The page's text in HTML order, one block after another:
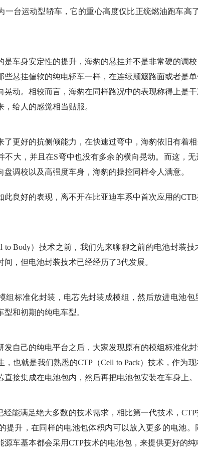
一台运动型轿车，它的重心高度仅比正统燃油跑车高
是车身安定性的提升，海豹的悬挂并不是非常硬的调校
些悬挂偏软的纯电轿车一样，在连续颠簸路面或者是
晃动。相较而言，海豹在同样路况中的表现称得上是
给人的感觉相当贴服。
了更好的抗侧倾能力，在快速过弯中，海豹依旧有着
不大，并且在S弯中也没有多余的横向晃动。而这，无
盘调校以及高强度车身，海豹的操控同样令人满意。
此良好的表现，离不开在比亚迪车系中首次应用的
to Body）技术之前，我们先来聊聊之前的电池封装
间，但电池封装技术已经经历了3代发展。
组标准化封装，电芯先封装成模组，然后放进电池
型和初期的纯电车型。
发自己的纯电平台之后，大家发现原有的模组标准化
，也就是我们熟悉的CTP（Cell to Pack）技术，作为
直接集成在电池包内，然后再把电池包安装在车身上。
经能满足绝大多数的技术需求，相比第一代技术，
提升，在同样的电池包体积内可以放入更多的电池
源车基本都会采用CTP技术的电池包，来提供更好的纯